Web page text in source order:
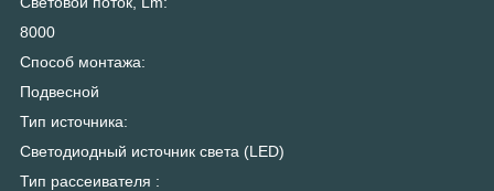
8000
Способ монтажа:
Подвесной
Тип источника:
Светодиодный источник света (LED)
Тип рассеивателя :